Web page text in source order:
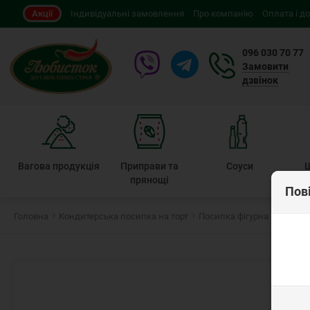
Акції Індивідуальні замовлення Про компанію Оплата і
096 030 70 77
Замовити
дзвінок
Вагова продукція
Приправи та
прянощі
Соуси